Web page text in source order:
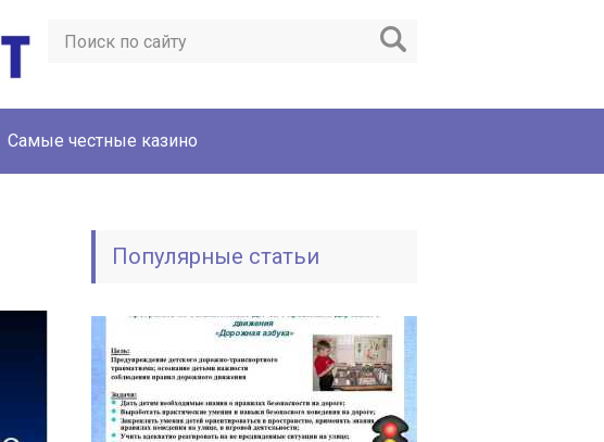
Cамые честные казино
Популярные статьи